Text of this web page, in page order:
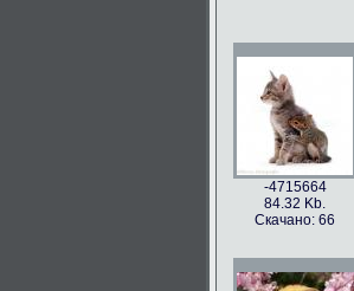
Самые смешные
809.97 Kb.
Скачано:
Самые смешные
Скачано:
Самые смешные
626.42 Kb.
Скачано:
-4715664
84.32 Kb.
Скачано: 66